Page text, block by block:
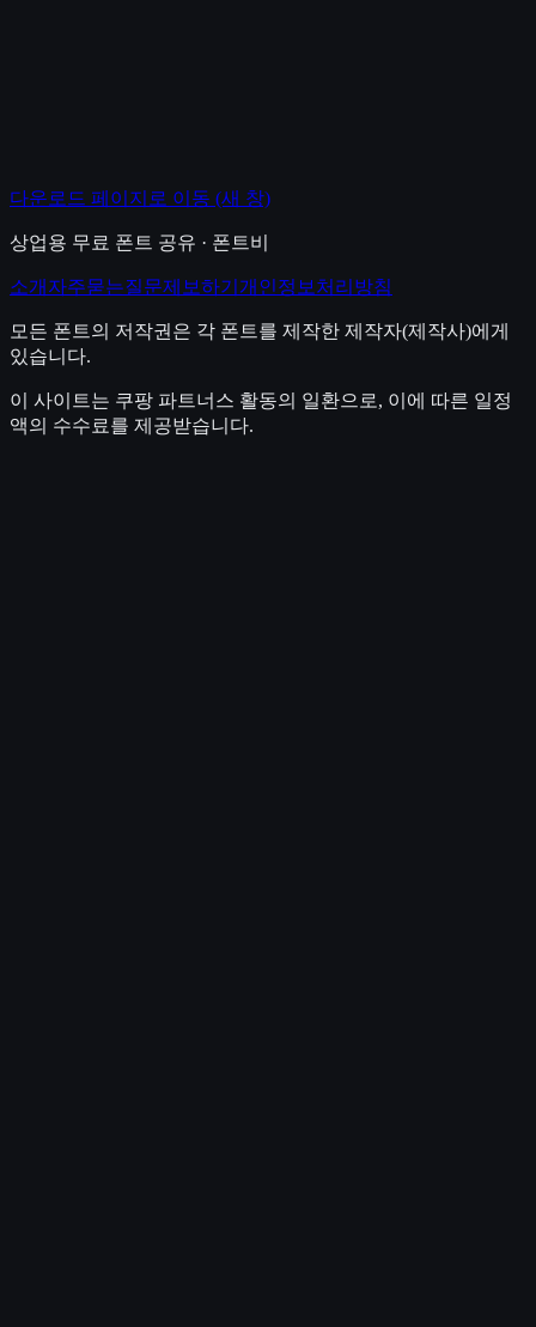
다운로드 페이지로 이동 (새 창)
상업용 무료 폰트 공유 · 폰트비
소개 자주묻는질문제보하기 개인정보처리방침
모든 폰트의 저작권은 각 폰트를 제작한 제작자(제작사)에게
있습니다.
이 사이트는 쿠팡 파트너스 활동의 일환으로, 이에 따른 일정
액의 수수료를 제공받습니다.